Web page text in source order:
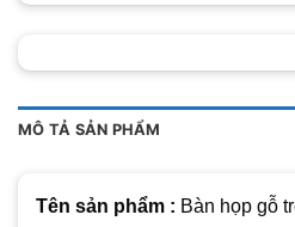
MÔ TẢ SẢN PHẨM
Tên sản phẩm : Bàn họp gỗ